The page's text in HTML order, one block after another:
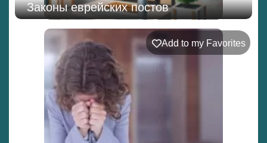
Законы еврейских постов
Add to my Favorites